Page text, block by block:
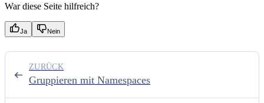
War diese Seite hilfreich?
Ja Nein
Gruppieren mit Namespaces
ZURÜCK